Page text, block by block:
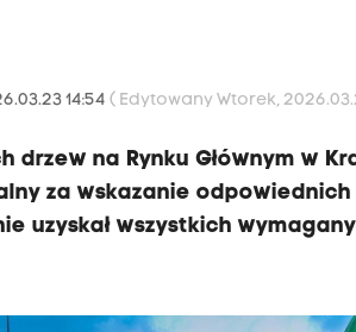
14:54( Edytowany Wtorek,
na Rynku Głównym w
za wskazanie
uzyskał wszystkich